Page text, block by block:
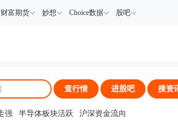
富期货 妙想 Choice数据 股吧
查行情 进股吧 搜资
强 半导体板块活跃
沪深资金流向